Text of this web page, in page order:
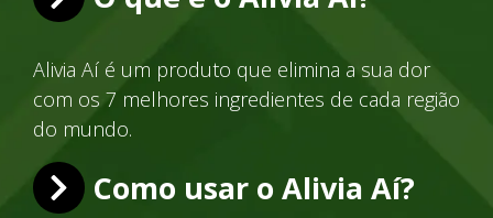
Alivia Aí é um produto que elimina a sua dor
com os 7 melhores ingredientes de cada região
do mundo.
Como usar o Alivia Aí?